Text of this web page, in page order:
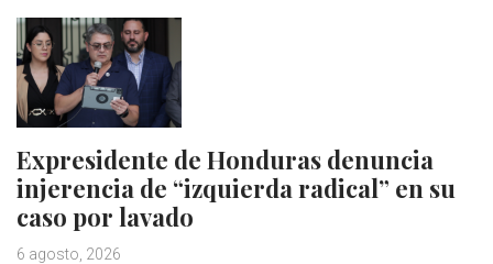
Expresidente de Honduras denuncia
injerencia de “izquierda radical” en su
caso por lavado
6 agosto, 2026